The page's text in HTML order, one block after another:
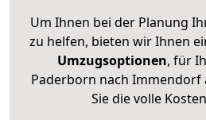
Um Ihnen bei der Planung
zu helfen, bieten wir Ihnen
Umzugsoptionen, für
Paderborn nach Immendorf
Sie die volle